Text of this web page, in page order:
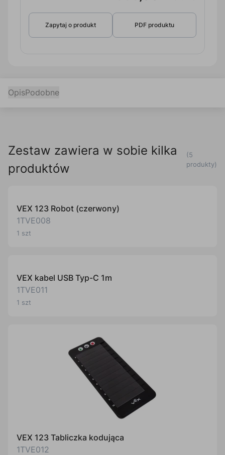
Zapytaj o produkt PDF produktu
OpisPodobne
Zestaw zawiera w sobie kilka
produktów
(5
produkty)
VEX 123 Robot (czerwony)
1TVE008
1 szt
VEX kabel USB Typ-C 1m
1TVE011
1 szt
VEX 123 Tabliczka kodująca
1TVE012